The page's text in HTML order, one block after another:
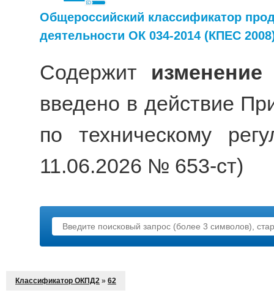
Общероссийский классификатор
деятельности ОК 034-2014 (КПЕС
Содержит
введено в действие
по техническому
11.06.2026 № 653-ст)
Классификатор ОКПД2 » 62